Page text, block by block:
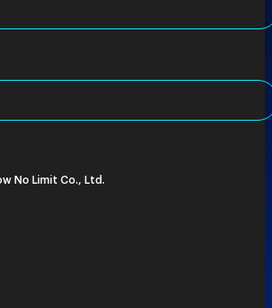
No Limit Co., Ltd.